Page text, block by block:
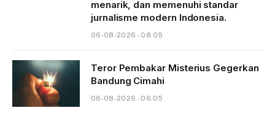
menarik, dan memenuhi standar
jurnalisme modern Indonesia.
06-08-2026 - 08.05
Teror Pembakar Misterius Gegerkan
Bandung Cimahi
06-08-2026 - 06.05